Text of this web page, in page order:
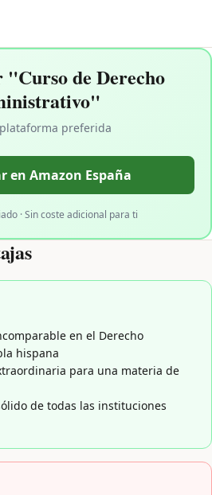
de Derecho
preferida
en Amazon España
· Sin coste adicional para ti
en el Derecho
hispana
para una materia de
de todas las instituciones